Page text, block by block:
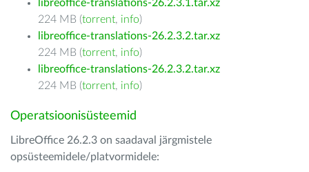
libreoffice-translations-26.2.3.1.tar.xz
224 MB (torrent, info)
libreoffice-translations-26.2.3.2.tar.xz
224 MB (torrent, info)
libreoffice-translations-26.2.3.2.tar.xz
224 MB (torrent, info)
Operatsioonisüsteemid
LibreOffice 26.2.3 on saadaval järgmistele
opsüsteemidele/platvormidele: